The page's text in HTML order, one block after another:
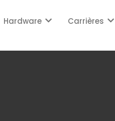
Hardware Carrières